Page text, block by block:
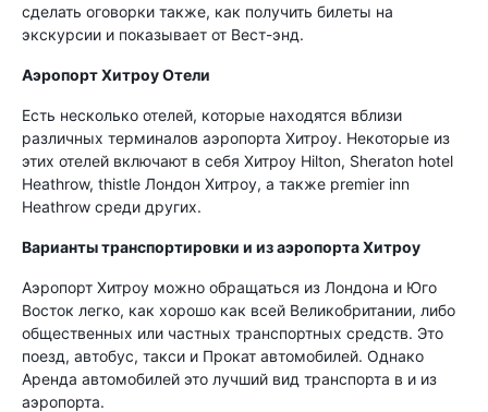
сделать оговорки также, как получить билеты на
экскурсии и показывает от Вест-энд.
Аэропорт Хитроу Отели
Есть несколько отелей, которые находятся вблизи
различных терминалов аэропорта Хитроу. Некоторые из
этих отелей включают в себя Хитроу Hilton, Sheraton hotel
Heathrow, thistle Лондон Хитроу, а также premier inn
Heathrow среди других.
Варианты транспортировки и из аэропорта Хитроу
Аэропорт Хитроу можно обращаться из Лондона и Юго
Восток легко, как хорошо как всей Великобритании, либо
общественных или частных транспортных средств. Это
поезд, автобус, такси и Прокат автомобилей. Однако
Аренда автомобилей это лучший вид транспорта в и из
аэропорта.